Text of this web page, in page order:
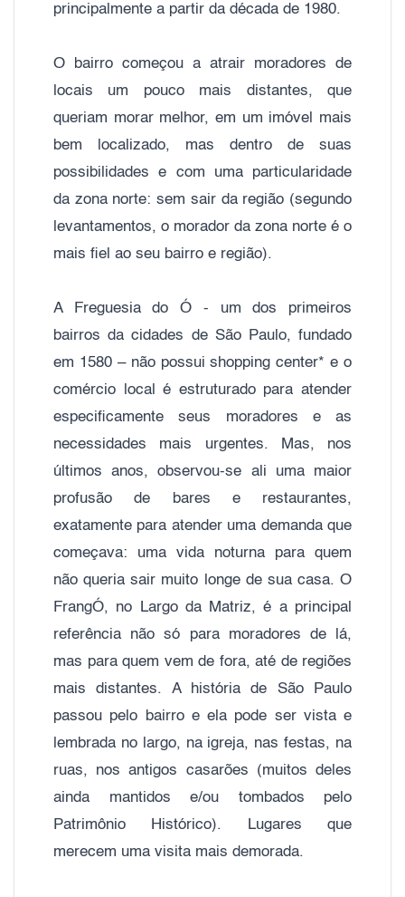
principalmente a partir da década de 1980.
O bairro começou a atrair moradores de
locais um pouco mais distantes, que
queriam morar melhor, em um imóvel mais
bem localizado, mas dentro de suas
possibilidades e com uma particularidade
da zona norte: sem sair da região (segundo
levantamentos, o morador da zona norte é o
mais fiel ao seu bairro e região).
A Freguesia do Ó - um dos primeiros
bairros da cidades de São Paulo, fundado
em 1580 – não possui shopping center* e o
comércio local é estruturado para atender
especificamente seus moradores e as
necessidades mais urgentes. Mas, nos
últimos anos, observou-se ali uma maior
profusão de bares e restaurantes,
exatamente para atender uma demanda que
começava: uma vida noturna para quem
não queria sair muito longe de sua casa. O
FrangÓ, no Largo da Matriz, é a principal
referência não só para moradores de lá,
mas para quem vem de fora, até de regiões
mais distantes. A história de São Paulo
passou pelo bairro e ela pode ser vista e
lembrada no largo, na igreja, nas festas, na
ruas, nos antigos casarões (muitos deles
ainda mantidos e/ou tombados pelo
Patrimônio Histórico). Lugares que
merecem uma visita mais demorada.